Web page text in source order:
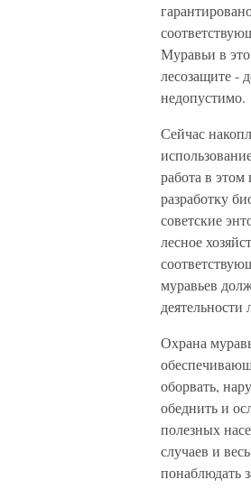
Муравьи в
лесозащите -
недопустимо.
Сейчас
работа в
разработку
советские
лесное
муравьев
деятельности
Охрана
оборвать,
обеднить и
полезных
случаев и
понаблюдать